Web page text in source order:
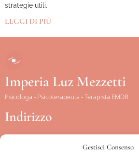
Gestisci Consenso
strategie utili.
LEGGI DI PIÙ
Imperia Luz Mezzetti
Psicologa - Psicoterapeuta - Terapista EMDR
Indirizzo